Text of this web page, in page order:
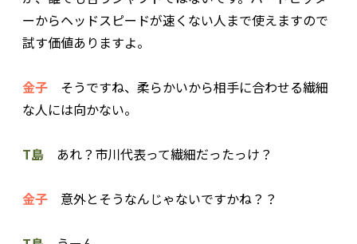
ーからヘッドスピードが速くない人まで使えますので
試す価値ありますよ。
金子 そうですね、柔らかいから相手に合わせる繊細
な人には向かない。
T島 あれ？市川代表って繊細だったっけ？
金子 意外とそうなんじゃないですかね？？